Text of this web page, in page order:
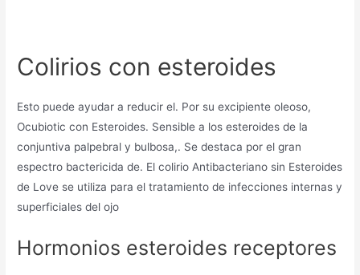
Colirios con esteroides
Esto puede ayudar a reducir el. Por su excipiente oleoso,
Ocubiotic con Esteroides. Sensible a los esteroides de la
conjuntiva palpebral y bulbosa,. Se destaca por el gran
espectro bactericida de. El colirio Antibacteriano sin Esteroides
de Love se utiliza para el tratamiento de infecciones internas y
superficiales del ojo
Hormonios esteroides receptores